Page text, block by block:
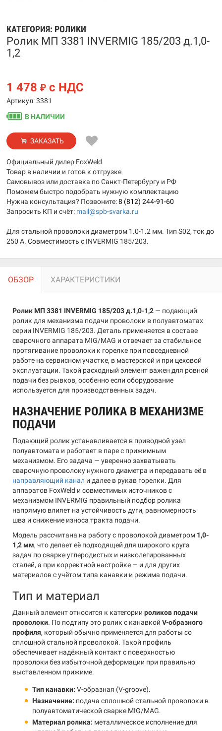
КАТЕГОРИЯ: РОЛИКИ
Ролик МП 3381 INVERMIG 185/203 д.1,0-
1,2
1 478 ₽ с НДС
Артикул: 3381
В НАЛИЧИИ
ЗАКАЗАТЬ
Официальный дилер FoxWeld
Товар в наличии и готов к отгрузке
Самовывоз или доставка по Санкт-Петербургу и РФ
Поможем быстро подобрать нужную комплектацию
Нужна консультация? Позвоните:8 (812) 244-91-60
Запросить КП и счёт: mail@spb-svarka.ru
Для стальной проволоки диаметром 1.0-1.2 мм. Тип S02, ток до
250 А. Совместимость с INVERMIG 185/203.
ОБЗОР ХАРАКТЕРИСТИКИ
Ролик МП 3381 INVERMIG 185/203 д.1,0-1,2 — подающий
ролик для механизма подачи проволоки в полуавтоматах
серии INVERMIG 185/203. Деталь применяется в составе
сварочного аппарата MIG/MAG и отвечает за стабильное
протягивание проволоки к горелке при повседневной
работе на сервисном участке, в мастерской и при цеховой
эксплуатации. Такой расходный элемент важен для ровной
подачи без рывков, особенно если оборудование
используется для производственных задач.
НАЗНАЧЕНИЕ РОЛИКА В МЕХАНИЗМЕ
ПОДАЧИ
Подающий ролик устанавливается в приводной узел
полуавтомата и работает в паре с прижимным
механизмом. Его задача — уверенно захватывать
сварочную проволоку нужного диаметра и передавать её в
направляющий канал и далее в рукав горелки. Для
аппаратов FoxWeld и совместимых источников с
механизмом INVERMIG правильный подбор ролика
напрямую влияет на устойчивость дуги, равномерность
шва и снижение износа тракта подачи.
Модель рассчитана на работу с проволокой диаметром 1,0-
1,2 мм, что делает её подходящей для широкого круга
задач по сварке углеродистых и низколегированных
сталей, а при корректной настройке — и для других
материалов с учётом типа канавки и режима подачи.
Тип и материал
Данный элемент относится к категории роликов подачи
проволоки. По подтипу это ролик с канавкой V-образного
профиля, который обычно применяется для работы со
сплошной стальной проволокой. Такой профиль
обеспечивает надёжный контакт с поверхностью
проволоки без избыточной деформации при правильно
выставленном прижиме.
Тип канавки: V-образная (V-groove).
Назначение: подача сплошной стальной проволоки в
полуавтоматической сварке MIG/MAG.
Материал ролика: металлическое исполнение для